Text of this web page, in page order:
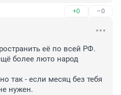
+0 –0
её по всей РФ.
более люто народ
так - если месяц без тебя
нужен.